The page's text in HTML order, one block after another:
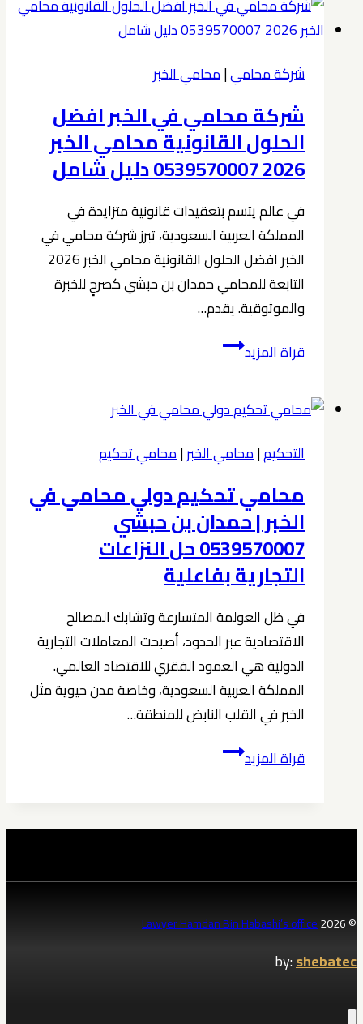
بن
حبشي
مسيرة
تميز
في
المحاكم
السعودية
(خاصة
محاكم
الخبر)
0539570007
شركة محامي|محامي الخبر
شركة محامي في الخبر افضل
الحلول القانونية محامي الخبر
2026 0539570007 دليل شامل
في عالم يتسم بتعقيدات قانونية متزايدة في
المملكة العربية السعودية، تبرز شركة محامي في
الخبر افضل الحلول القانونية محامي الخبر 2026
التابعة للمحامي حمدان بن حبشي كصرحٍ للخبرة
والموثوقية. يقدم…
قراة المزيدشركة
الخبر
افضل
الحلول
القانونية
محامي
الخبر
2026
0539570007
دليل
شامل
التحكيم|محامي الخبر|محامي تحكيم
محامي تحكيم دولي محامي في
الخبر | حمدان بن حبشي
0539570007 حل النزاعات
التجارية بفاعلية
في ظل العولمة المتسارعة وتشابك المصالح
الاقتصادية عبر الحدود، أصبحت المعاملات التجارية
الدولية هي العمود الفقري للاقتصاد العالمي.
المملكة العربية السعودية، وخاصة مدن حيوية مثل
الخبر في القلب النابض للمنطقة…
قراة المزيدمحامي
محامي
حمدان
© 2026
Lawyer Hamdan Bin Habashi’s office
by:shebatec